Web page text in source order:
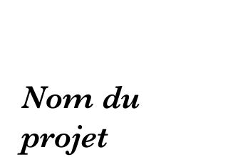
Nom du
projet